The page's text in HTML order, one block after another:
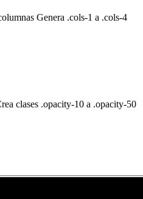
Genera .cols-1 a .cols-4
clases .opacity-10 a .opacity-50